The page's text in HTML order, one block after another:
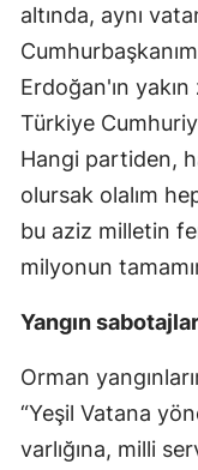
altında, aynı
Erdoğan'ın
Türkiye
Hangi partiden,
olursak olalım
bu aziz milletin
milyonun
Yangın
Orman
“Yeşil Vatana
varlığına, milli